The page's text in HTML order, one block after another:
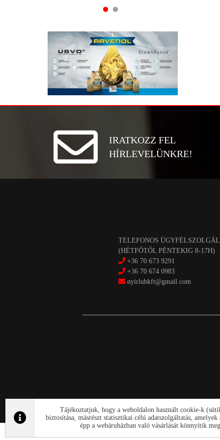
IRATKOZZ FEL
HÍRLEVELÜNKRE!
TELEFONOS
(HÉTFŐTŐL PÉNTEKIG 8-17H)
+36 70 673 9291
+36 70 674 0983
nyirlubkft@gmail.com
Tájékoztatjuk, hogy a weboldalon használt cookie-k
biztosítása, másrészt statisztikai célú adatszolgáltatás,
épp a webáruházban való vásárlását könnyítik